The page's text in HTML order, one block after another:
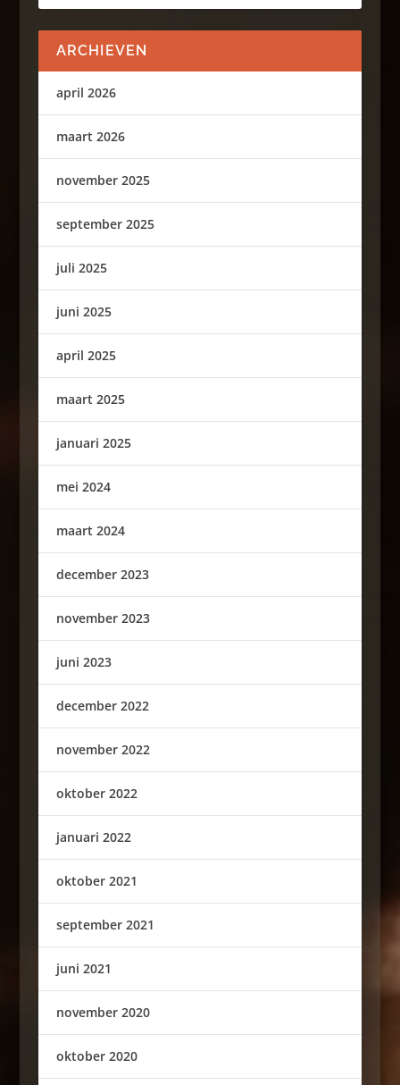
ARCHIEVEN
april 2026
maart 2026
november 2025
september 2025
juli 2025
juni 2025
april 2025
maart 2025
januari 2025
mei 2024
maart 2024
december 2023
november 2023
juni 2023
december 2022
november 2022
oktober 2022
januari 2022
oktober 2021
september 2021
juni 2021
november 2020
oktober 2020